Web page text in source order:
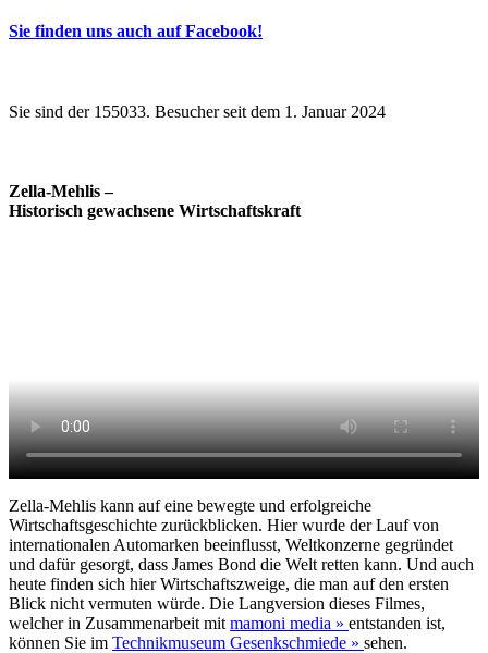
Sie finden uns auch auf Facebook!
Sie sind der 155033. Besucher seit dem 1. Januar 2024
Zella-Mehlis –
Historisch gewachsene Wirtschaftskraft
Zella-Mehlis kann auf eine bewegte und erfolgreiche
Wirtschaftsgeschichte zurückblicken. Hier wurde der Lauf von
internationalen Automarken beeinflusst, Weltkonzerne gegründet
und dafür gesorgt, dass James Bond die Welt retten kann. Und auch
heute finden sich hier Wirtschaftszweige, die man auf den ersten
Blick nicht vermuten würde. Die Langversion dieses Filmes,
welcher in Zusammenarbeit mit mamoni media » entstanden ist,
können Sie im Technikmuseum Gesenkschmiede » sehen.